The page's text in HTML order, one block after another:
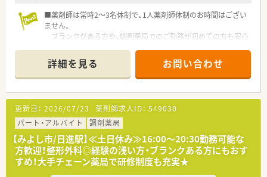
■薬剤師は常時2～3名体制で、1人薬剤師体制のお時間はござい
ません。
ブランクがある方や、調剤薬局でのご勤務が初めての方も安心
■漢方の取扱もございますが、漢方製剤の分包品がメインとなっ
ております。知識を増やしたい方も歓迎！
■応需先の医療機関との関係も良好で、合同のミーティング等も
行っています♪
■電子薬歴・監査システム・軟膏練り機も導入しています。
■温和な管理薬剤師さんのもと、一緒に頑張っていただける方か
らのご応募をお待ちしています！
詳細を見る お問い合わせ
更新日： 2026/07/23 薬剤師求人ID： 549030
パート・アルバイト
調剤薬局
【みよし市/日進駅】≪土日休み≫16:00～20:30勤務可能な
方歓迎！整形外科◎経験の浅い方・ブランクある方にもおす
すめ！大手チェーン薬局で研修制度も充実★